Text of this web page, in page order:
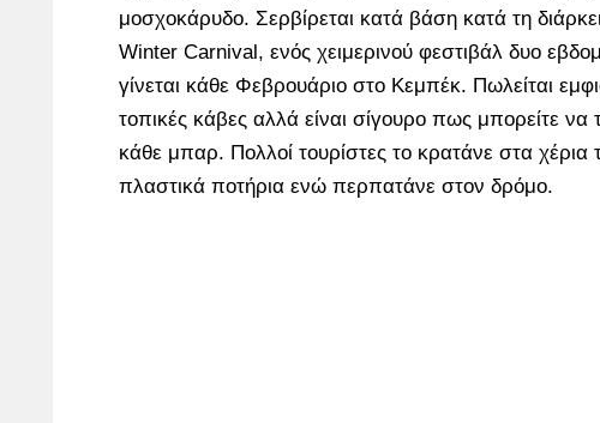
μοσχοκάρυδο. Σερβίρεται κατά βάση κατά τη
Winter Carnival, ενός χειμερινού φεστιβάλ δυο
γίνεται κάθε Φεβρουάριο στο Κεμπέκ. Πωλείται
τοπικές κάβες αλλά είναι σίγουρο πως μπορείτε να
κάθε μπαρ. Πολλοί τουρίστες το κρατάνε στα χέρια
πλαστικά ποτήρια ενώ περπατάνε στον δρόμο.